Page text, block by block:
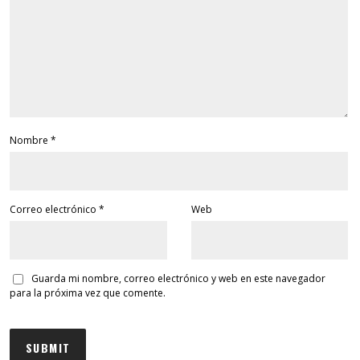
Nombre *
Correo electrónico * Web
Guarda mi nombre, correo electrónico y web en este navegador
para la próxima vez que comente.